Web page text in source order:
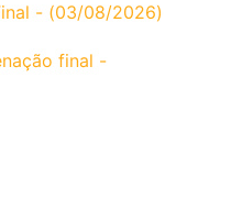
- (03/08/2026)
final -